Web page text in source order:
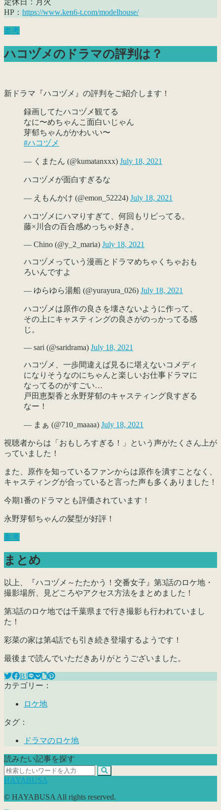
HP： https://www.ken6-t.com/modelhouse/
参考
ハコヅメのドラマの評判は？
新ドラマ『ハコヅメ』の評判をご紹介します！
録画してたハコヅメ観てる
なに〜めちゃんこ面白いじゃん
芽郁ちゃんがかわいい〜
#ハコヅメ
— くまたん (@kumatanxxx) July 18, 2021
ハコヅメが面白すぎるな
— えもんかけ (@emon_52224) July 18, 2021
ハコヅメにハマりすぎて、何回もリピってる。
藤×川合の百合感めっちゃ好き。
— Chino (@y_2_maria) July 18, 2021
ハコヅメっていう漫画とドラマめちゃくちゃおも
ろいんですよ
— ゆらゆら湯船 (@yurayura_026) July 18, 2021
ハコヅメは原作の良さを壊さないように作って、
その上にキャスティングの良さがのっかってる感
じ。
— sari (@saridrama) July 18, 2021
ハコヅメ、一歩間違えば見るに堪えないコメディ
になりそうなのにちゃんと楽しいお仕事ドラマに
なってるのがすごい…
戸田恵梨香と永野芽郁のキャスティング良すぎる
なー！
— まぁ (@710_maaaa) July 18, 2021
視聴者からは 「おもしろすぎる！」
という声がたくさん上が
っていました！
また、
原作を知っているファンからは原作を潰すことなく、
キャスティングが合っていると言った声も多くありました！
今期1番のドラマとも評価されています！
永野芽郁ちゃんの髪型が好評！
参考
まとめ
以上、『ハコヅメ～たたかう！交番女子』第3話のロケ地・
撮影場所、見どころやアクセス方法をまとめました！
第3話のロケ地では千葉県まで行き撮影も行われていまし
た！
彩菜の家は第4話でも引き続き登場するようです！
最後まで読んでいただきありがとうございました。
B!
カテゴリー：
ロケ地
タグ：
ドラマのロケ地
読みたい記事を探す
HAYABUSA
© HAYABUSA All rights reserved.